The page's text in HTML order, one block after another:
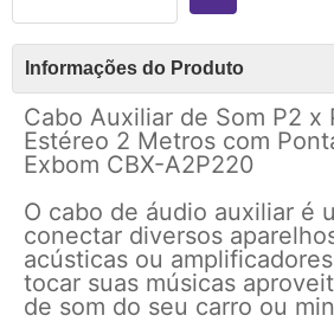
Informações do Produto
Cabo Auxiliar de Som P2 x
Estéreo 2 Metros com
Exbom CBX-A2P220
O cabo de áudio auxiliar é
conectar diversos
acústicas ou
tocar suas músicas
de som do seu carro ou